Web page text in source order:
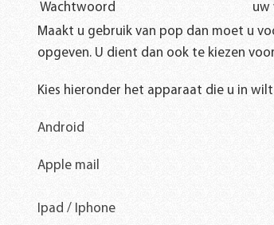
Wachtwoord
uw
Maakt u gebruik van pop dan moet u
opgeven. U dient dan ook te kiezen
Kies hieronder het apparaat die u in
Android
Apple mail
Ipad / Iphone